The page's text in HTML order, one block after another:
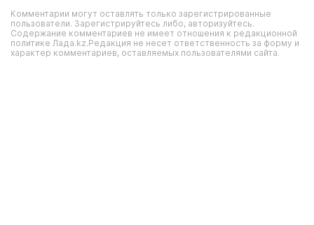
Комментарии могут оставлять только зарегистрированные
пользователи. Зарегистрируйтесь либо, авторизуйтесь.
Содержание комментариев не имеет отношения к редакционной
политике Лада.kz.Редакция не несет ответственность за форму и
характер комментариев, оставляемых пользователями сайта.